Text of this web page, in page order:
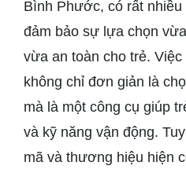
Bình Phước, có rất
đảm bảo sự lựa chọn
vừa an toàn cho trẻ.
không chỉ đơn giản là
mà là một công cụ giúp
và kỹ năng vận động.
mã và thương hiệu hiện